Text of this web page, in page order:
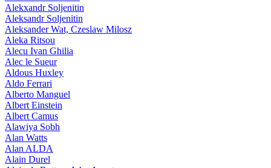
Alekxandr Soljenitin
Aleksandr Soljenitin
Aleksander Wat, Czeslaw Milosz
Aleka Ritsou
Alecu Ivan Ghilia
Alec le Sueur
Aldous Huxley
Aldo Ferrari
Alberto Manguel
Albert Einstein
Albert Camus
Alawiya Sobh
Alan Watts
Alan ALDA
Alain Durel